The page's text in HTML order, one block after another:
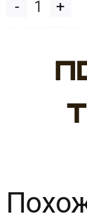
Шар
Синий,